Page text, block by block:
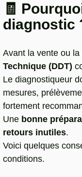
🧾
diagnostic
Avant la vente ou la
Technique (DDT)
Le diagnostiqueur
mesures,
fortement
Une bonne
retours inutiles.
Voici quelques
conditions.